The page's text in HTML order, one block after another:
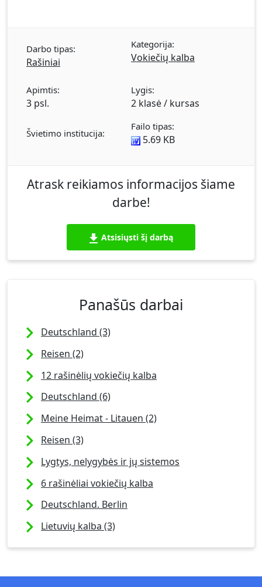
Darbo tipas:
Rašiniai
Kategorija:
Vokiečių kalba
Apimtis:
3 psl.
Lygis:
2 klasė / kursas
Švietimo institucija:
Failo tipas:
5.69 KB
Atrask reikiamos informacijos šiame
darbe!
Atsisiųsti šį darbą
Panašūs darbai
Deutschland (3)
Reisen (2)
12 rašinėlių vokiečių kalba
Deutschland (6)
Meine Heimat - Litauen (2)
Reisen (3)
Lygtys, nelygybės ir jų sistemos
6 rašinėliai vokiečių kalba
Deutschland. Berlin
Lietuvių kalba (3)